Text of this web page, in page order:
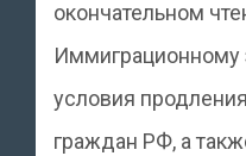
окончательном
Иммиграционному
условия
граждан РФ, а